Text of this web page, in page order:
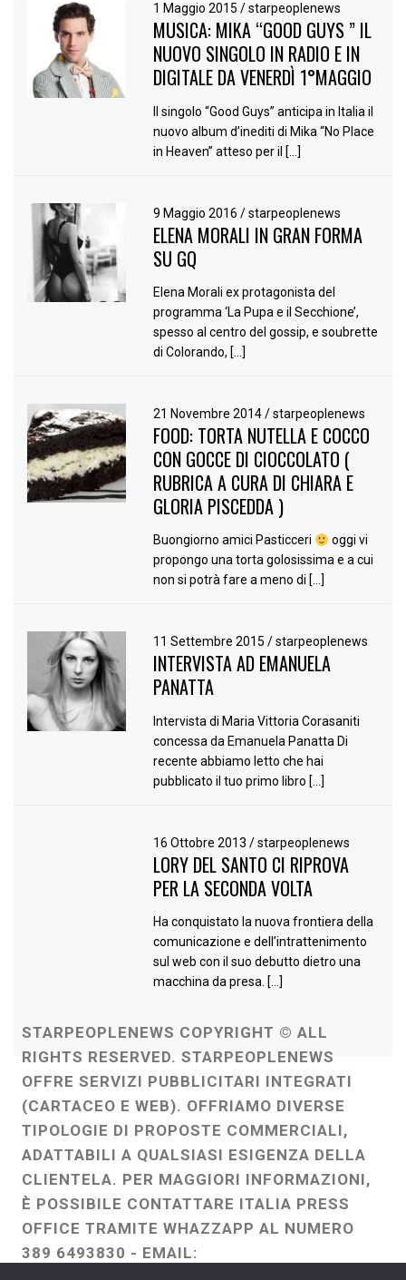
1 Maggio 2015/ starpeoplenews
MUSICA: MIKA “GOOD GUYS ” IL
NUOVO SINGOLO IN RADIO E IN
DIGITALE DA VENERDÌ 1°MAGGIO
Il singolo “Good Guys” anticipa in Italia il
nuovo album d’inediti di Mika “No Place
in Heaven” atteso per il […]
9 Maggio 2016/ starpeoplenews
ELENA MORALI IN GRAN FORMA
SU GQ
Elena Morali ex protagonista del
programma ‘La Pupa e il Secchione’,
spesso al centro del gossip, e soubrette
di Colorando, […]
21 Novembre 2014/ starpeoplenews
FOOD: TORTA NUTELLA E COCCO
CON GOCCE DI CIOCCOLATO (
RUBRICA A CURA DI CHIARA E
GLORIA PISCEDDA )
Buongiorno amici Pasticceri
oggi vi
propongo una torta golosissima e a cui
non si potrà fare a meno di […]
11 Settembre 2015/ starpeoplenews
INTERVISTA AD EMANUELA
PANATTA
Intervista di Maria Vittoria Corasaniti
concessa da Emanuela Panatta Di
recente abbiamo letto che hai
pubblicato il tuo primo libro […]
16 Ottobre 2013/ starpeoplenews
LORY DEL SANTO CI RIPROVA
PER LA SECONDA VOLTA
Ha conquistato la nuova frontiera della
comunicazione e dell’intrattenimento
sul web con il suo debutto dietro una
macchina da presa. […]
STARPEOPLENEWS COPYRIGHT © ALL
RIGHTS RESERVED. STARPEOPLENEWS
OFFRE SERVIZI PUBBLICITARI INTEGRATI
(CARTACEO E WEB). OFFRIAMO DIVERSE
TIPOLOGIE DI PROPOSTE COMMERCIALI,
ADATTABILI A QUALSIASI ESIGENZA DELLA
CLIENTELA. PER MAGGIORI INFORMAZIONI,
È POSSIBILE CONTATTARE ITALIA PRESS
OFFICE TRAMITE WHAZZAPP AL NUMERO
389 6493830 - EMAIL: